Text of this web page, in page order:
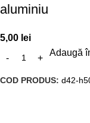
aluminiu
5,00 lei
Adaugă
COD PRODUS: d42-